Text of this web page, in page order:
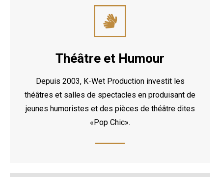
Théâtre et Humour
Depuis 2003, K-Wet Production investit les
théâtres et salles de spectacles en produisant de
jeunes humoristes et des pièces de théâtre dites
«Pop Chic».